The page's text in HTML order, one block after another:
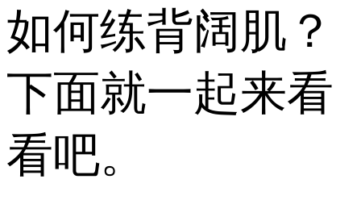
如何练背阔肌？
下面就一起来看
看吧。